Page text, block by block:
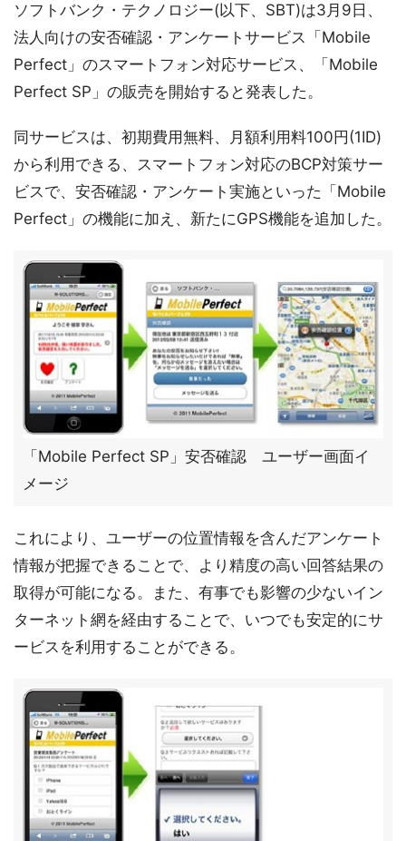
ソフトバンク・テクノロジー(以下、SBT)は3月9日、
法人向けの安否確認・アンケートサービス「Mobile
Perfect」のスマートフォン対応サービス、「Mobile
Perfect SP」の販売を開始すると発表した。
同サービスは、初期費用無料、月額利用料100円(1ID)
から利用できる、スマートフォン対応のBCP対策サー
ビスで、安否確認・アンケート実施といった「Mobile
Perfect」の機能に加え、新たにGPS機能を追加した。
「Mobile Perfect SP」安否確認 ユーザー画面イ
メージ
これにより、ユーザーの位置情報を含んだアンケート
情報が把握できることで、より精度の高い回答結果の
取得が可能になる。また、有事でも影響の少ないイン
ターネット網を経由することで、いつでも安定的にサ
ービスを利用することができる。